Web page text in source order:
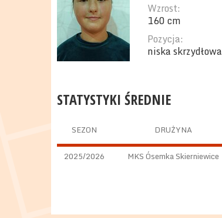
Wzrost:
160 cm
Pozycja:
niska skrzydłowa
STATYSTYKI ŚREDNIE
SEZON DRUŻYNA
2025/2026 MKS Ósemka Skierniewice